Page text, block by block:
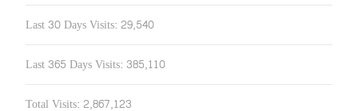
Last 30 Days Visits: 29,540
Last 365 Days Visits: 385,110
Total Visits: 2,867,123